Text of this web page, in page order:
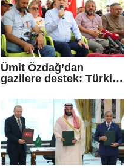
Ümit Özdağ’dan
gazilere destek: Türkiye
taşımamalı